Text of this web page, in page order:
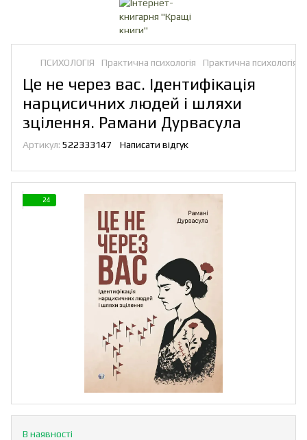
ПСИХОЛОГІЯ Практична психологія Практична психологія
Це не через вас. Ідентифікація
нарцисичних людей і шляхи
зцілення. Рамани Дурвасула
Артикул: 522333147 Написати відгук
24
В наявності